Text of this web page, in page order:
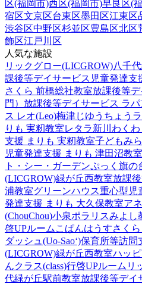
区(福岡市)西区(福岡市)早良区(
宿区文京区台東区墨田区江東区
渋谷区中野区杉並区豊島区北区
飾区江戸川区
人気な施設
リックグロー(LICGROW)八千
課後等デイサービス 児童発達支
さくら 前橋総社教室放課後等
門） 放課後等デイサービス ラ
ス レオ(Leo)梅津じゆうちょう
りも 実籾教室レタラ新川 わく
支援 まりも 実籾教室子どもみ
児童発達支援 まりも 津田沼教室
ト・シー・ガーデンぷっく旗の
(LICGROW)緑が丘西教室放課
浦教室グリーンハウス重心型児
発達支援 まりも 大久保教室ア
(ChouChou)小泉ポラリスみよし
啓UPルーム こぱんはうすさく
ダッシュ(Uo-Sao‘)保育所等訪問
(LICGROW)緑が丘西教室ハッ
んクラス(class)行啓UPルーム リ
代緑が丘駅前教室放課後等デイ